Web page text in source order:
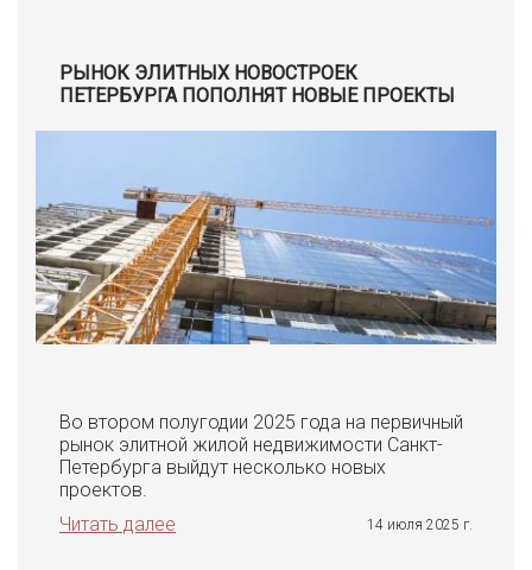
РЫНОК ЭЛИТНЫХ НОВОСТРОЕК
ПЕТЕРБУРГА ПОПОЛНЯТ НОВЫЕ ПРОЕКТЫ
Во втором полугодии 2025 года на первичный
рынок элитной жилой недвижимости Санкт-
Петербурга выйдут несколько новых
проектов.
Читать далее
14 июля 2025 г.